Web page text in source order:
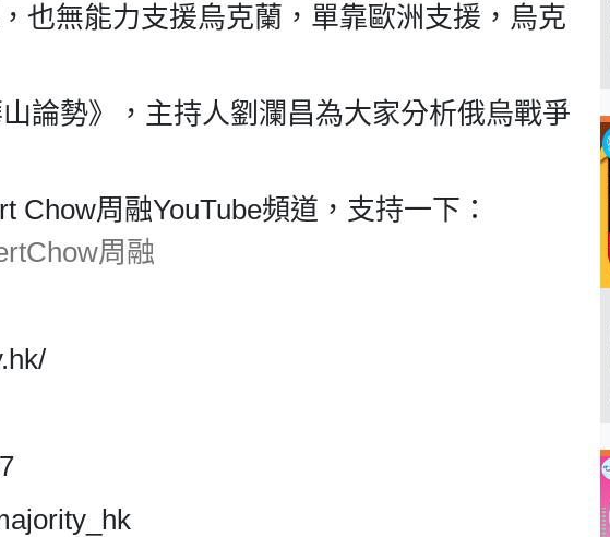
也無能力支援烏克蘭，單靠歐洲支援，烏克
論勢》，主持人劉瀾昌為大家分析俄烏戰爭
Chow周融YouTube頻道，支持一下：
周融